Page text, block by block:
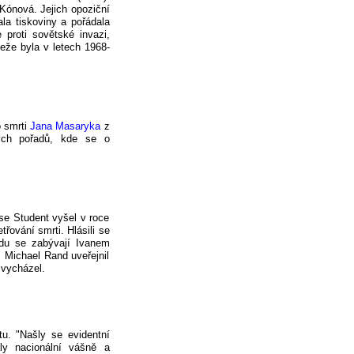
Jejich opoziční
tiskoviny a pořádala
proti sovětské invazi,
byla v letech 1968-
smrtiJana Masarykaz
pořadů, kde se o
Student vyšel v roce
smrti. Hlásili se
se zabývají Ivanem
Rand uveřejnil
"Našly se evidentní
nacionální vášně a